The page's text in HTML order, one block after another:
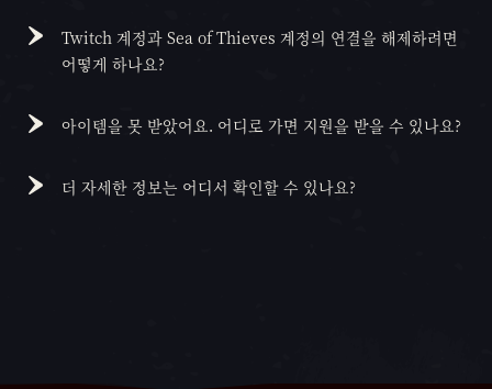
니다. 보상은 모두 24시간 안에 Twitch 알림에서 수령해주
세요!
니다.
위해선 보상 알림 후 24시간 이내에 수령해야 합니다. 각 아
이템을 성공적으로 청구하면 여러분의 계정에 직접 추가됩
이미 로그인하고 계셨다면 로그아웃한 다음에 다시 로그인
Twitch 계정과 Sea of Thieves 계정의 연결을 해제하려면
어떻게 하나요?
스크롤을 내린 후 '계정 연결 해제'를 클릭하세요.
아이템을 못 받았어요. 어디로 가면 지원을 받을 수 있나요?
사이트를 방문한 다음 저희 팀이 볼 수 있도록 지원 요청을
더 자세한 정보는 어디서 확인할 수 있나요?